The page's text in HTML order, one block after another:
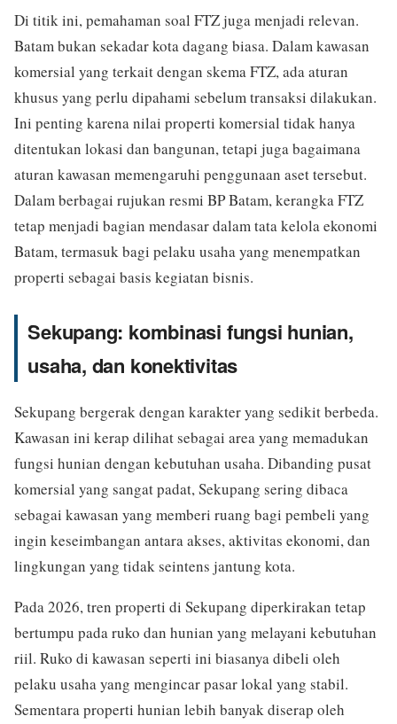
Di titik ini, pemahaman soal FTZ juga menjadi relevan.
Batam bukan sekadar kota dagang biasa. Dalam kawasan
komersial yang terkait dengan skema FTZ, ada aturan
khusus yang perlu dipahami sebelum transaksi dilakukan.
Ini penting karena nilai properti komersial tidak hanya
ditentukan lokasi dan bangunan, tetapi juga bagaimana
aturan kawasan memengaruhi penggunaan aset tersebut.
Dalam berbagai rujukan resmi BP Batam, kerangka FTZ
tetap menjadi bagian mendasar dalam tata kelola ekonomi
Batam, termasuk bagi pelaku usaha yang menempatkan
properti sebagai basis kegiatan bisnis.
Sekupang: kombinasi fungsi hunian,
usaha, dan konektivitas
Sekupang bergerak dengan karakter yang sedikit berbeda.
Kawasan ini kerap dilihat sebagai area yang memadukan
fungsi hunian dengan kebutuhan usaha. Dibanding pusat
komersial yang sangat padat, Sekupang sering dibaca
sebagai kawasan yang memberi ruang bagi pembeli yang
ingin keseimbangan antara akses, aktivitas ekonomi, dan
lingkungan yang tidak seintens jantung kota.
Pada 2026, tren properti di Sekupang diperkirakan tetap
bertumpu pada ruko dan hunian yang melayani kebutuhan
riil. Ruko di kawasan seperti ini biasanya dibeli oleh
pelaku usaha yang mengincar pasar lokal yang stabil.
Sementara properti hunian lebih banyak diserap oleh